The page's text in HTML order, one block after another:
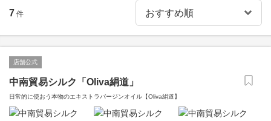
7 件
店舗公式
中南貿易シルク「Oliva絹道」
日常的に使おう本物のエキストラバージンオイル【Oliva絹道】